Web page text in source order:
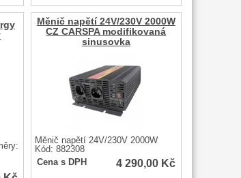
Měnič napětí 24V/230V 2000W
CZ CARSPA modifikovaná
sinusovka
Měnič napětí 24V/230V 2000W
Kód: 882308
Cena s DPH
4 290,00 Kč